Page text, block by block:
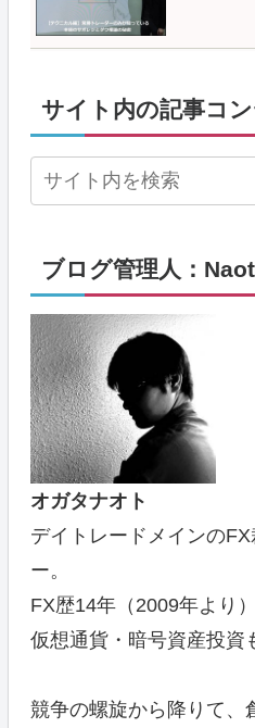
サイト内の記事コ
ブログ管理人：
オガタナオト
デイトレードメインの
ー。
FX歴14年（2009年より）
仮想通貨・暗号資産投資
競争の螺旋から降りて、